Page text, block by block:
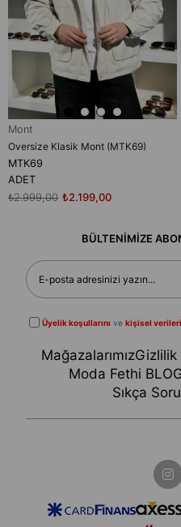
Mont
Oversize Klasik Mont (MTK69)
MTK69
ADET
₺2.199,00
₺2.999,00
BÜLTENİMİZE
Üyelik koşullarını vekişisel
MağazalarımızGizlilik
Moda Fethi
Sıkça